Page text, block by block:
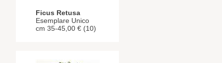
Ficus Retusa
Esemplare Unico
cm 35-45,00 € (10)